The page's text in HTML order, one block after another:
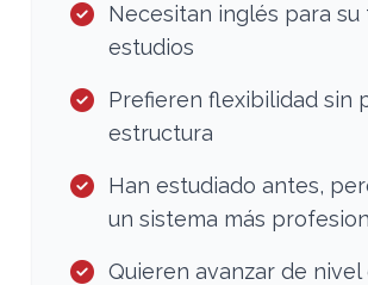
Necesitan inglés para su
estudios
Prefieren flexibilidad sin
estructura
Han estudiado antes,
un sistema más
Quieren avanzar de